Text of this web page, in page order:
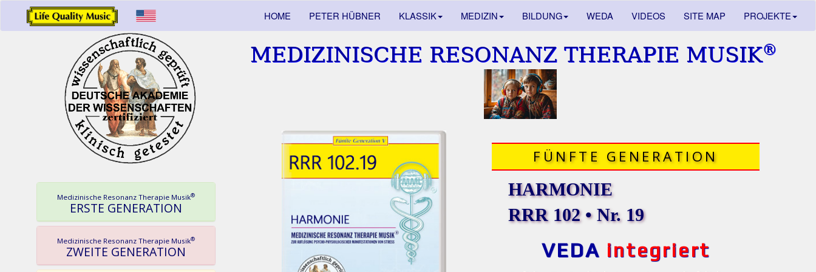
HOME PETER HÜBNER KLASSIK MEDIZIN BILDUNG WEDA VIDEOS SITE MAP PROJEKTE
Medizinische Resonanz Therapie Musik®
ERSTE GENERATION
Medizinische Resonanz Therapie Musik®
ZWEITE GENERATION
MEDIZINISCHE RESONANZ THERAPIE MUSIK®
FÜNFTE GENERATION
HARMONIE
RRR 102 • Nr. 19
VEDA integriert